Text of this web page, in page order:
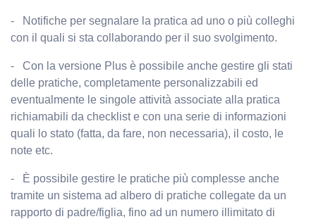
-
Notifiche per segnalare la pratica ad uno o più colleghi
con il quali si sta collaborando per il suo svolgimento.
-
Con la versione Plus è possibile anche gestire gli stati
delle pratiche, completamente personalizzabili ed
eventualmente le singole attività associate alla pratica
richiamabili da checklist e con una serie di informazioni
quali lo stato (fatta, da fare, non necessaria), il costo, le
note etc.
-
È possibile gestire le pratiche più complesse anche
tramite un sistema ad albero di pratiche collegate da un
rapporto di padre/figlia, fino ad un numero illimitato di